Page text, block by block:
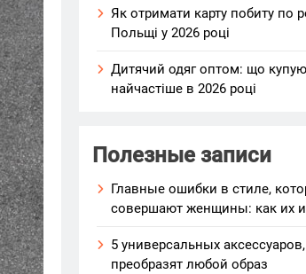
Як отримати карту побиту по
Польщі у 2026 році
Дитячий одяг оптом: що
найчастіше в 2026 році
Полезные записи
Главные ошибки в стиле,
совершают женщины: как их
5 универсальных
преобразят любой образ